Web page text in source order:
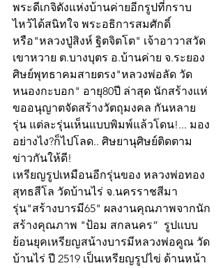
พระดีเกจิดังแห่งบ้านค่ายอีกรูปที่กราบ
ไหว้ได้สนิทใจ พระอธิการสมศักดิ์
หรือ"หลวงปู่สิงห์ ฐิตจิตโต" เจ้าอาวาสวัด
เขาหวาย ต.บางบุตร อ.บ้านค่าย จ.ระยอง
ศิษย์พุทธาคมสายตรง"หลวงพ่อลัด วัด
หนองกะบอก" อายุ80ปี ล่าสุด นักสร้างแห่
ขออนุญาตจัดสร้างวัตถุมงคล กันหลาย
รุ่น แต่ละรุ่นเห็นแบบพิมพ์แล้วโดน!... มอง
อย่างไง?ก็ไปโลด.. ศิษยานุศิษย์ติดตาม
ข่าวกันให้ดี!
เหรียญรูปเหมือนอีกรุ่นของ หลวงพ่อทอง
สุทธสีโล วัดบ้านไร่ จ.นครราชสีมา
รุ่น"สร้างบารมี65" ผลงานคุณภาพจากนัก
สร้างคุณภาพ "ป้อม สกลนคร”  รูปแบบ
ย้อนยุคเหรียญสน้างบารมีหลวงพ่อคูณ วัด
บ้านไร่ ปี 2519 เป็นเหรียญรูปไข่ ด้านหน้า